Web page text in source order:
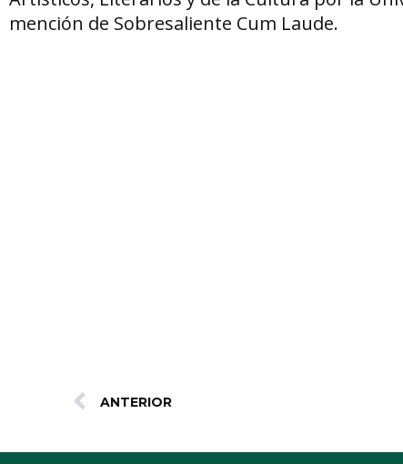
mención de Sobresaliente Cum Laude.
ANTERIOR